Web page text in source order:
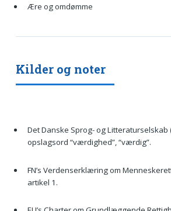
Ære og omdømme
Kilder og noter
Det Danske Sprog- og Litteraturselskab
opslagsord “værdighed”, “værdig”.
FN’s Verdenserklæring om
artikel 1.